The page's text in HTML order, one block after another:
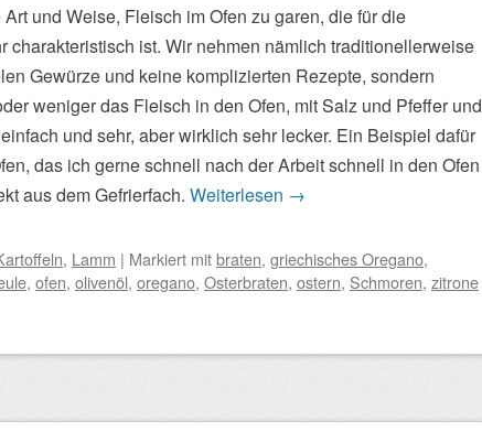
und Weise, Fleisch im Ofen zu garen, die für die
charakteristisch ist. Wir nehmen nämlich traditionellerweise
Gewürze und keine komplizierten Rezepte, sondern
weniger das Fleisch in den Ofen, mit Salz und Pfeffer und
und sehr, aber wirklich sehr lecker. Ein Beispiel dafür
das ich gerne schnell nach der Arbeit schnell in den Ofen
aus dem Gefrierfach. Weiterlesen →
, Lamm | Markiert mitbraten, griechisches Oregano,
, ofen, olivenöl, oregano, Osterbraten, ostern, Schmoren, zitrone